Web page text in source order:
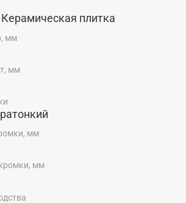
плитка
мм
мм
мм
мм